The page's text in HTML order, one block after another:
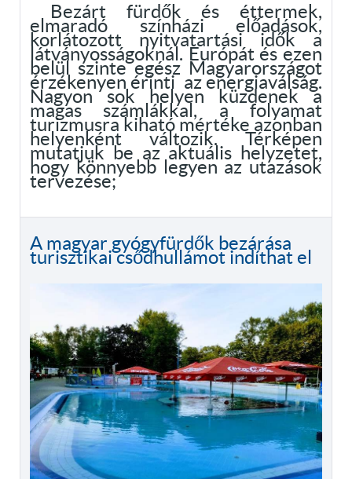
Bezárt fürdők és éttermek,
elmaradó színházi előadások,
korlátozott nyitvatartási idők a
látványosságoknál. Európát és ezen
belül szinte egész Magyarországot
érzékenyen érinti az energiaválság.
Nagyon sok helyen küzdenek a
magas számlákkal, a folyamat
turizmusra kiható mértéke azonban
helyenként változik. Térképen
mutatjuk be az aktuális helyzetet,
hogy könnyebb legyen az utazások
tervezése;
A magyar gyógyfürdők bezárása
turisztikai csődhullámot indíthat el